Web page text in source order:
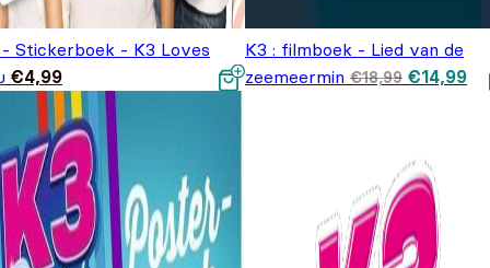
Stickerboek - K3 Loves
€4,99
K3 : filmboek - Lied van de
zeemeermin €18,99 prijs was:
€14,99